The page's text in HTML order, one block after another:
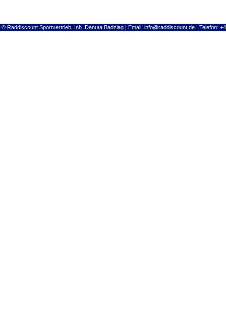
© Raddiscount Sportvertrieb, Inh. Danuta Badziag | Email: info@raddiscount.de | Telefon: